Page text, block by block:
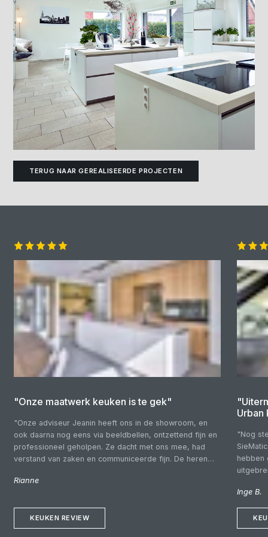
TERUG NAAR GEREALISEERDE PROJECTEN
"Onze maatwerk keuken is te gek"
"Onze adviseur Jeanin heeft ons in de showroom, en
ook daarna nog eens via beeldbellen, ontzettend fijn en
professioneel geholpen. Ze dacht met ons mee, had
verstand van zaken en communiceerde fijn. De heren
vriendelijk, kundig en netjes. Fijn dat we gewoon
fantastisch!"
Rianne
KEUKEN REVIEW
Urban
"Nog
hebben
goed
Inge B.